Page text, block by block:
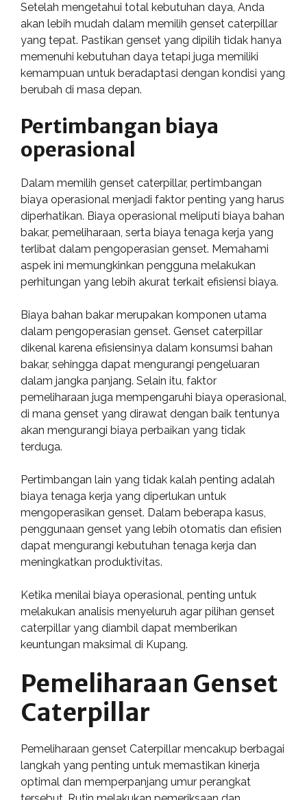
Setelah mengetahui total kebutuhan daya, Anda
akan lebih mudah dalam memilih genset caterpillar
yang tepat. Pastikan genset yang dipilih tidak hanya
memenuhi kebutuhan daya tetapi juga memiliki
kemampuan untuk beradaptasi dengan kondisi yang
berubah di masa depan.
Pertimbangan biaya
operasional
Dalam memilih genset caterpillar, pertimbangan
biaya operasional menjadi faktor penting yang harus
diperhatikan. Biaya operasional meliputi biaya bahan
bakar, pemeliharaan, serta biaya tenaga kerja yang
terlibat dalam pengoperasian genset. Memahami
aspek ini memungkinkan pengguna melakukan
perhitungan yang lebih akurat terkait efisiensi biaya.
Biaya bahan bakar merupakan komponen utama
dalam pengoperasian genset. Genset caterpillar
dikenal karena efisiensinya dalam konsumsi bahan
bakar, sehingga dapat mengurangi pengeluaran
dalam jangka panjang. Selain itu, faktor
pemeliharaan juga mempengaruhi biaya operasional,
di mana genset yang dirawat dengan baik tentunya
akan mengurangi biaya perbaikan yang tidak
terduga.
Pertimbangan lain yang tidak kalah penting adalah
biaya tenaga kerja yang diperlukan untuk
mengoperasikan genset. Dalam beberapa kasus,
penggunaan genset yang lebih otomatis dan efisien
dapat mengurangi kebutuhan tenaga kerja dan
meningkatkan produktivitas.
Ketika menilai biaya operasional, penting untuk
melakukan analisis menyeluruh agar pilihan genset
caterpillar yang diambil dapat memberikan
keuntungan maksimal di Kupang.
Pemeliharaan Genset
Caterpillar
Pemeliharaan genset Caterpillar mencakup berbagai
langkah yang penting untuk memastikan kinerja
optimal dan memperpanjang umur perangkat